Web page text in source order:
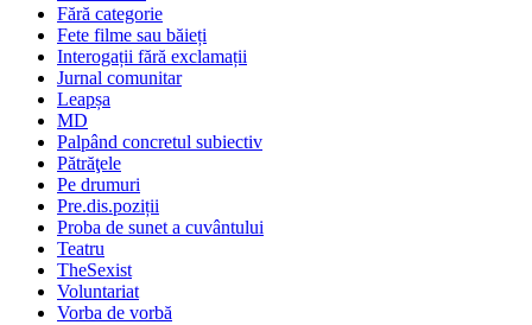
Fără categorie
Fete filme sau băieți
Interogații fără exclamații
Jurnal comunitar
Leapșa
MD
Palpând concretul subiectiv
Pătrăţele
Pe drumuri
Pre.dis.poziții
Proba de sunet a cuvântului
Teatru
TheSexist
Voluntariat
Vorba de vorbă